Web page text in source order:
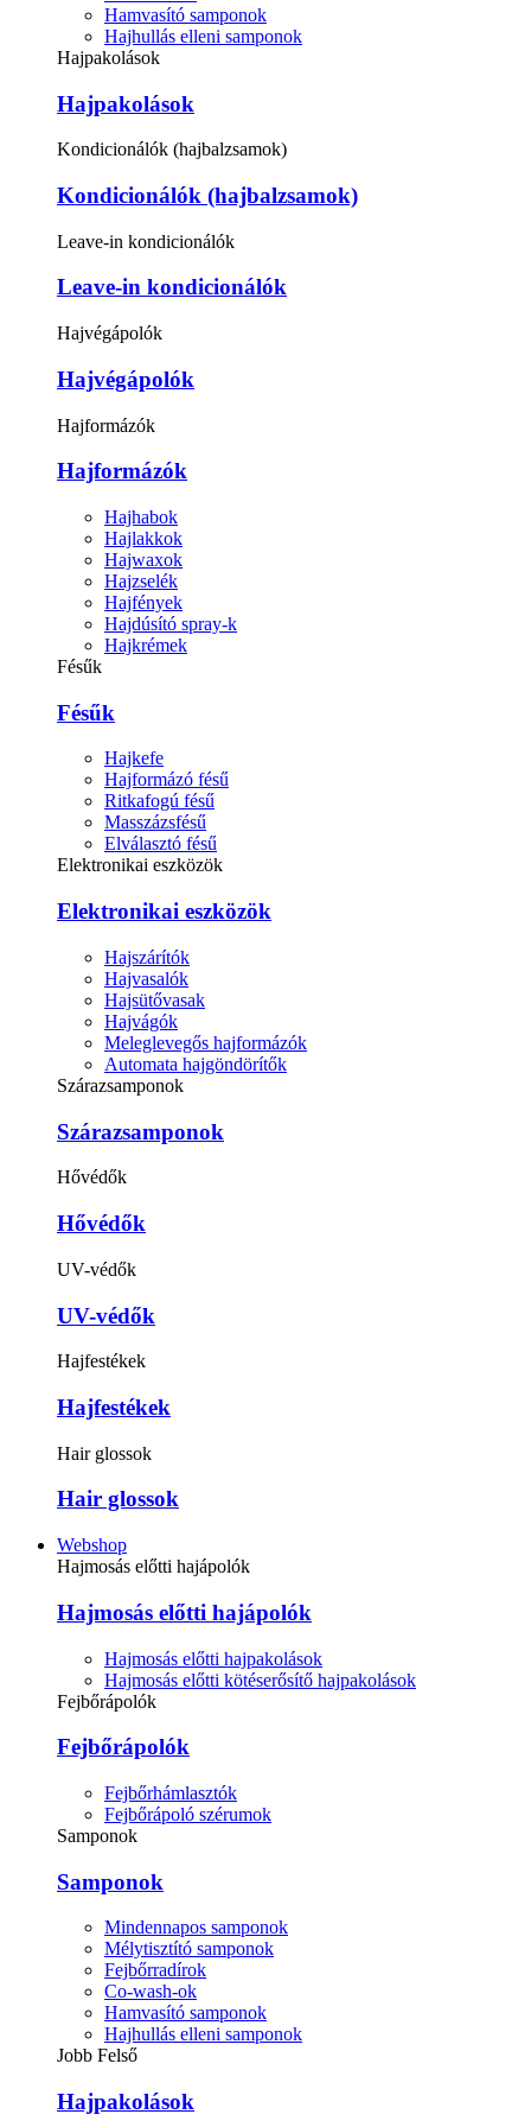
Hamvasító samponok
Hajhullás elleni samponok
Hajpakolások
Hajpakolások
Kondicionálók (hajbalzsamok)
Kondicionálók (hajbalzsamok)
Leave-in kondicionálók
Leave-in kondicionálók
Hajvégápolók
Hajvégápolók
Hajformázók
Hajformázók
Hajhabok
Hajlakkok
Hajwaxok
Hajzselék
Hajfények
Hajdúsító spray-k
Hajkrémek
Fésűk
Fésűk
Hajkefe
Hajformázó fésű
Ritkafogú fésű
Masszázsfésű
Elválasztó fésű
Elektronikai eszközök
Elektronikai eszközök
Hajszárítók
Hajvasalók
Hajsütővasak
Hajvágók
Meleglevegős hajformázók
Automata hajgöndörítők
Szárazsamponok
Szárazsamponok
Hővédők
Hővédők
UV-védők
UV-védők
Hajfestékek
Hajfestékek
Hair glossok
Hair glossok
Webshop
Hajmosás előtti hajápolók
Hajmosás előtti hajápolók
Hajmosás előtti hajpakolások
Hajmosás előtti kötéserősítő hajpakolások
Fejbőrápolók
Fejbőrápolók
Fejbőrhámlasztók
Fejbőrápoló szérumok
Samponok
Samponok
Mindennapos samponok
Mélytisztító samponok
Fejbőrradírok
Co-wash-ok
Hamvasító samponok
Hajhullás elleni samponok
Jobb Felső
Hajpakolások